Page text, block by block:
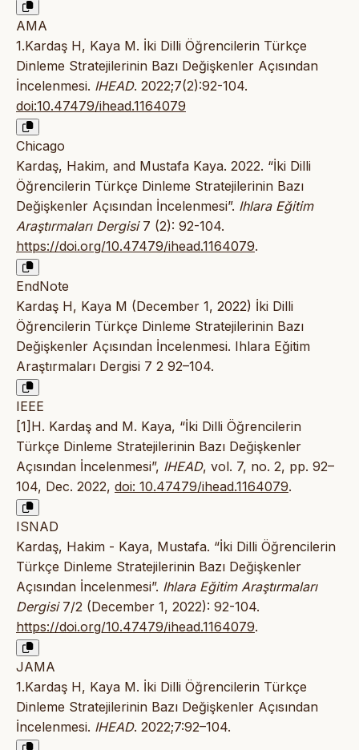
AMA
1.Kardaş H, Kaya M. İki Dilli Öğrencilerin Türkçe
Dinleme Stratejilerinin Bazı Değişkenler Açısından
İncelenmesi. IHEAD. 2022;7(2):92-104.
doi:10.47479/ihead.1164079
Chicago
Kardaş, Hakim, and Mustafa Kaya. 2022. “İki Dilli
Öğrencilerin Türkçe Dinleme Stratejilerinin Bazı
Değişkenler Açısından İncelenmesi”. Ihlara Eğitim
Araştırmaları Dergisi7 (2): 92-104.
https://doi.org/10.47479/ihead.1164079.
EndNote
Kardaş H, Kaya M (December 1, 2022) İki Dilli
Öğrencilerin Türkçe Dinleme Stratejilerinin Bazı
Değişkenler Açısından İncelenmesi. Ihlara Eğitim
Araştırmaları Dergisi 7 2 92–104.
IEEE
[1]H. Kardaş and M. Kaya, “İki Dilli Öğrencilerin
Türkçe Dinleme Stratejilerinin Bazı Değişkenler
Açısından İncelenmesi”, IHEAD, vol. 7, no. 2, pp. 92–
104, Dec. 2022, doi: 10.47479/ihead.1164079.
ISNAD
Kardaş, Hakim - Kaya, Mustafa. “İki Dilli Öğrencilerin
Türkçe Dinleme Stratejilerinin Bazı Değişkenler
Açısından İncelenmesi”. Ihlara Eğitim Araştırmaları
Dergisi7/2 (December 1, 2022): 92-104.
https://doi.org/10.47479/ihead.1164079.
JAMA
1.Kardaş H, Kaya M. İki Dilli Öğrencilerin Türkçe
Dinleme Stratejilerinin Bazı Değişkenler Açısından
İncelenmesi. IHEAD. 2022;7:92–104.